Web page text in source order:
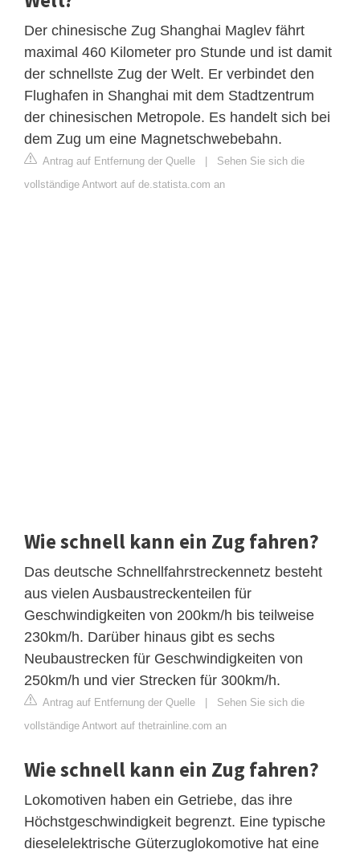
Der chinesische Zug Shanghai Maglev fährt
maximal 460 Kilometer pro Stunde und ist damit
der schnellste Zug der Welt. Er verbindet den
Flughafen in Shanghai mit dem Stadtzentrum
der chinesischen Metropole. Es handelt sich bei
dem Zug um eine Magnetschwebebahn.
Antrag auf Entfernung der Quelle
Sehen Sie sich die
vollständige Antwort auf de.statista.com an
Wie schnell kann ein Zug fahren?
Das deutsche Schnellfahrstreckennetz besteht
aus vielen Ausbaustreckenteilen für
Geschwindigkeiten von 200km/h bis teilweise
230km/h. Darüber hinaus gibt es sechs
Neubaustrecken für Geschwindigkeiten von
250km/h und vier Strecken für 300km/h.
Antrag auf Entfernung der Quelle
Sehen Sie sich die
vollständige Antwort auf thetrainline.com an
Wie schnell kann ein Zug fahren?
Lokomotiven haben ein Getriebe, das ihre
Höchstgeschwindigkeit begrenzt. Eine typische
dieselelektrische Güterzuglokomotive hat eine